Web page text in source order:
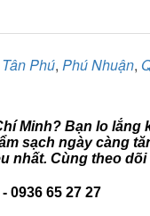
Tân Phú, Phú Nhuận,
Minh? Bạn lo
sạch ngày càng
nhất. Cùng theo
0936 65 27 27